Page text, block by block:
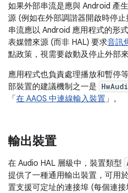
如果外部串流是應與 Android 產
源 (例如在外部調諧器開啟時停
串流應以 Android 應用程式的形
表媒體來源 (而非 HAL) 要求音訊
點政策，視需要啟動及停止外部
應用程式也負責處理播放和暫停
部裝置的建議機制之一是
「在 AAOS 中連線輸入裝置 」。
輸出裝置
在 Audio HAL 層級中，裝置類型
提供了一種通用輸出裝置，可用
置支援可定址的連接埠 (每個連接